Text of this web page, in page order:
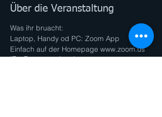
Über die Veranstaltung
Was ihr bruacht:
Laptop, Handy od PC: Zoom App
Einfach auf der Homepage www.zoom.us
ID+ Passwort eingeben.